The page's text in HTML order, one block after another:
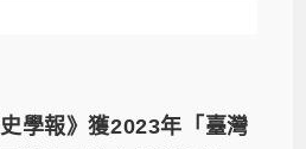
學報》獲2023年「臺灣